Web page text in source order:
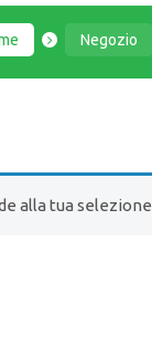
Negozio
alla tua